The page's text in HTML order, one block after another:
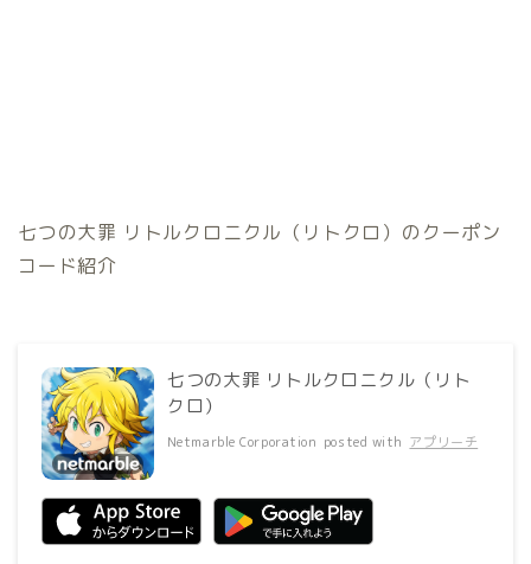
七つの大罪 リトルクロニクル（リトクロ）のクーポン
コード紹介
七つの大罪 リトルクロニクル（リト
クロ）
Netmarble Corporation posted with アプリーチ